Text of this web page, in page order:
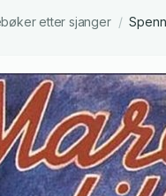
etter sjanger /